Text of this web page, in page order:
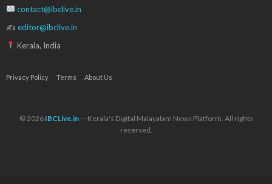
contact@ibclive.in
✍ editor@ibclive.in
Kerala, India
Privacy Policy Terms About Us
© 2026 IBCLive.in— Kerala's Digital Malayalam News Platform. All rights
reserved.